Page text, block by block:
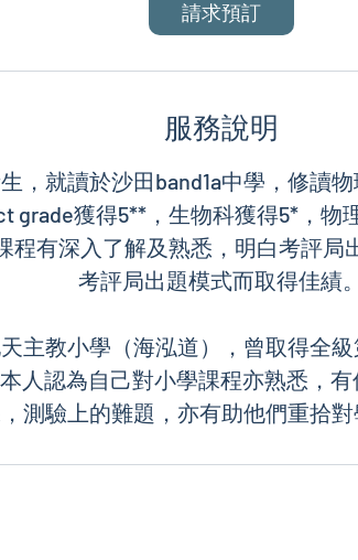
請求預訂
服務說明
，就讀於沙田band1a中學，修讀
grade獲得5**，生物科獲得5*，物
程有深入了解及熟悉，明白考評局
考評局出題模式而取得佳績。
主教小學（海泓道），曾取得全
人認為自己對小學課程亦熟悉，